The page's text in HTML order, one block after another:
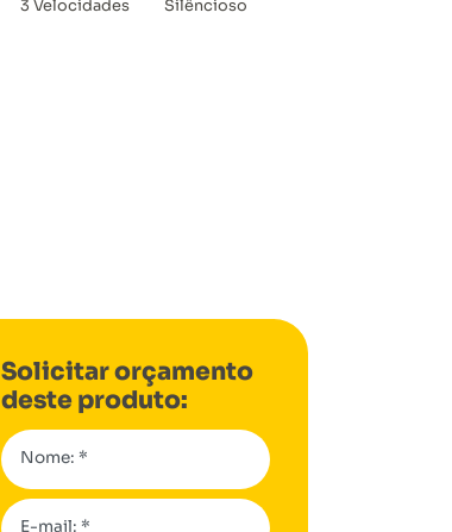
3 Velocidades Silêncioso
Solicitar orçamento
deste produto:
Nome: *
E-mail: *